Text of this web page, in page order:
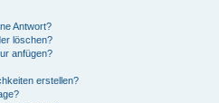
Antwort?
löschen?
anfügen?
erstellen?